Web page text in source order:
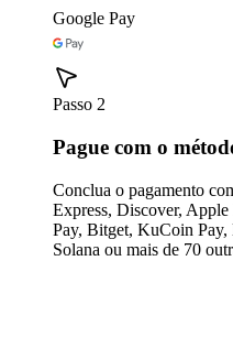
Google Pay
Passo 2
Pague com o
Conclua o pagamento
Express, Discover,
Pay, Bitget, KuCoin
Solana ou mais de 70